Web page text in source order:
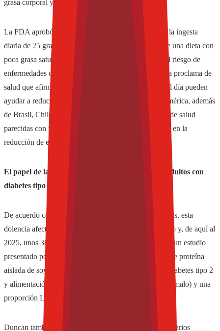
grasa corporal y reduce la pérdida de masa magra.
La FDA aprobó la proclama de salud que afirma que la ingesta
diaria de 25 gramos de proteína de soja como parte de una dieta con
poca grasa saturada y poco colesterol puede reducir el riesgo de
enfermedades cardiacas. En 2005, ANVISA aprobó la proclama de
salud que afirma que 25 gramos de proteína de soya al día pueden
ayudar a reducir los niveles de colesterol. En Latinoamérica, además
de Brasil, Chile y Colombia han aprobado proclamas de salud
parecidas con relación a la ingesta de proteína de soya en la
reducción de enfermedades cardíacas.
El papel de la soya en la salud cardiovascular de adultos con
diabetes tipo 2
De acuerdo con la Federación Internacional de Diabetes, esta
dolencia afecta a 246 millones de personas en el mundo y, de aquí al
2025, unos 380 millones de personas la padecerán. En un estudio
presentado por la Dra. Duncan, después de la ingesta de proteína
aislada de soya, los participantes (un total de 29) con diabetes tipo 2
y alimentación controlada tuvieron un colesterol LDL (malo) y una
proporción LDL para HDL (bueno) menores.
Duncan también presentó los principales hallazgos de varios